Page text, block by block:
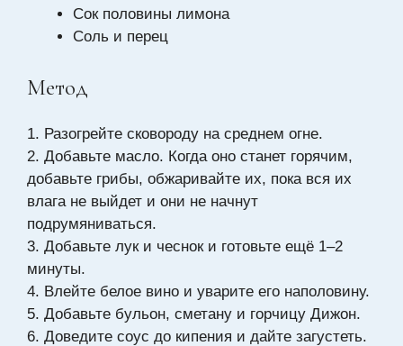
Сок половины лимона
Соль и перец
Метод
1. Разогрейте сковороду на среднем огне.
2. Добавьте масло. Когда оно станет горячим,
добавьте грибы, обжаривайте их, пока вся их
влага не выйдет и они не начнут
подрумяниваться.
3. Добавьте лук и чеснок и готовьте ещё 1–2
минуты.
4. Влейте белое вино и уварите его наполовину.
5. Добавьте бульон, сметану и горчицу Дижон.
6. Доведите соус до кипения и дайте загустеть.